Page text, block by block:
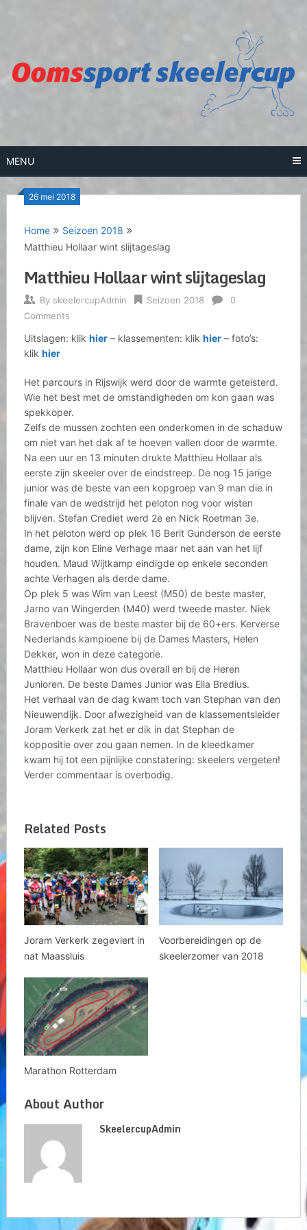
MENU
26 mei 2018
Home
Seizoen 2018
Matthieu Hollaar wint slijtageslag
Matthieu Hollaar wint slijtageslag
By skeelercupAdmin Seizoen 2018
0
Comments
Uitslagen: klik hier– klassementen: klik hier– foto’s:
klik hier
Het parcours in Rijswijk werd door de warmte geteisterd.
Wie het best met de omstandigheden om kon gaan was
spekkoper.
Zelfs de mussen zochten een onderkomen in de schaduw
om niet van het dak af te hoeven vallen door de warmte.
Na een uur en 13 minuten drukte Matthieu Hollaar als
eerste zijn skeeler over de eindstreep. De nog 15 jarige
junior was de beste van een kopgroep van 9 man die in
finale van de wedstrijd het peloton nog voor wisten
blijven. Stefan Crediet werd 2e en Nick Roetman 3e.
In het peloton werd op plek 16 Berit Gunderson de eerste
dame, zijn kon Eline Verhage maar net aan van het lijf
houden. Maud Wijtkamp eindigde op enkele seconden
achte Verhagen als derde dame.
Op plek 5 was Wim van Leest (M50) de beste master,
Jarno van Wingerden (M40) werd tweede master. Niek
Bravenboer was de beste master bij de 60+ers. Kerverse
Nederlands kampioene bij de Dames Masters, Helen
Dekker, won in deze categorie.
Matthieu Hollaar won dus overall en bij de Heren
Junioren. De beste Dames Junior was Ella Bredius.
Het verhaal van de dag kwam toch van Stephan van den
Nieuwendijk. Door afwezigheid van de klassementsleider
Joram Verkerk zat het er dik in dat Stephan de
koppositie over zou gaan nemen. In de kleedkamer
kwam hij tot een pijnlijke constatering: skeelers vergeten!
Verder commentaar is overbodig.
Related Posts
Joram Verkerk zegeviert in
nat Maassluis
Voorbereidingen op de
skeelerzomer van 2018
Marathon Rotterdam
About Author
SkeelercupAdmin